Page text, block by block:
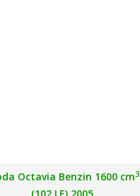
Octavia Benzin 1600 cm3